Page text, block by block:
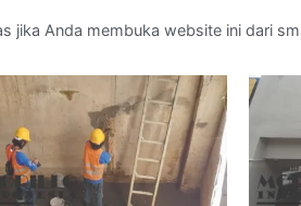
jika Anda membuka website ini dari